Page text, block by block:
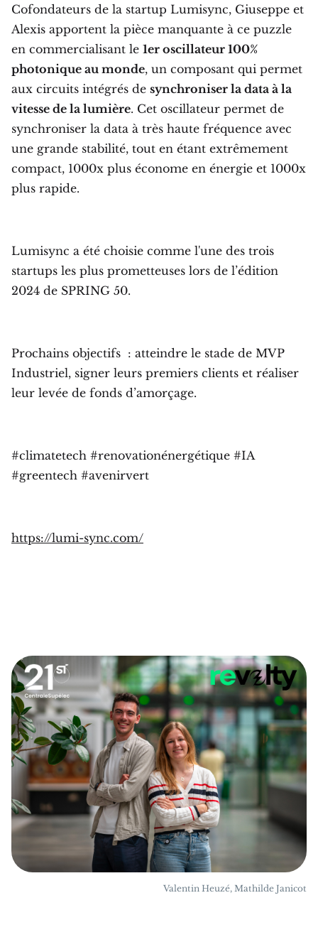
Cofondateurs de la startup Lumisync, Giuseppe et
Alexis apportent la pièce manquante à ce puzzle
en commercialisant le 1er oscillateur 100%
photonique au monde, un composant qui permet
aux circuits intégrés de synchroniser la data à la
vitesse de la lumière. Cet oscillateur permet de
synchroniser la data à très haute fréquence avec
une grande stabilité, tout en étant extrêmement
compact, 1000x plus économe en énergie et 1000x
plus rapide.
Lumisync a été choisie comme l'une des trois
startups les plus prometteuses lors de l’édition
2024 de SPRING 50.
Prochains objectifs : atteindre le stade de MVP
Industriel, signer leurs premiers clients et réaliser
leur levée de fonds d’amorçage.
#climatetech #renovationénergétique #IA
#greentech #avenirvert
https://lumi-sync.com/
Valentin Heuzé, Mathilde Janicot